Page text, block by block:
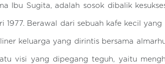
Ibu Sugita, adalah sosok dibalik
Berawal dari sebuah kafe kecil
keluarga yang dirintis bersama
visi yang dipegang teguh, yaitu